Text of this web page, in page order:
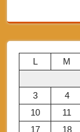
L M
3
4
10
11
17
18